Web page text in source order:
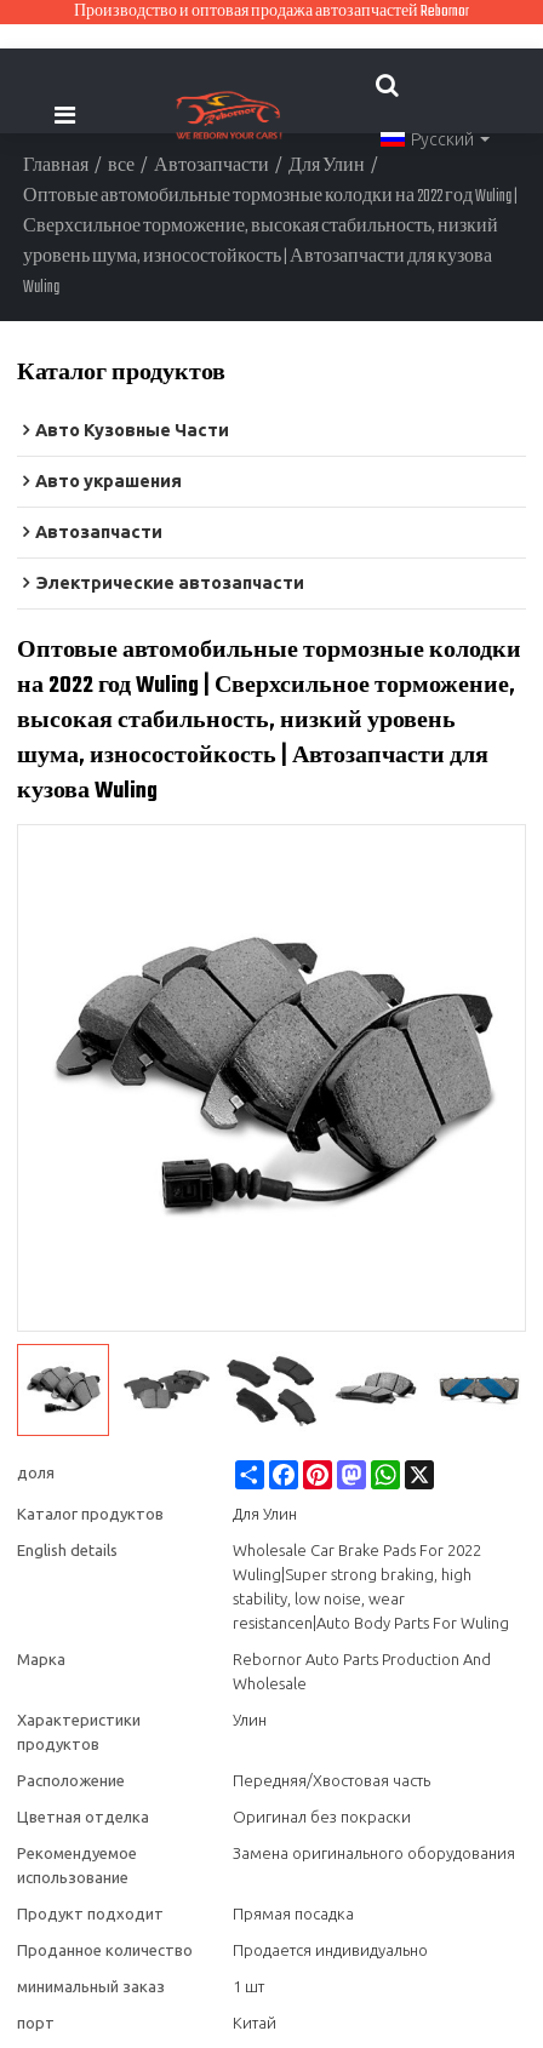
Производство и оптовая продажа автозапчастей Rebornor
Русский
Главная / все / Автозапчасти / Для Улин /
Оптовые автомобильные тормозные колодки на 2022 год Wuling |
Сверхсильное торможение, высокая стабильность, низкий
уровень шума, износостойкость | Автозапчасти для кузова
Wuling
Каталог продуктов
Авто Кузовные Части
Авто украшения
Автозапчасти
Электрические автозапчасти
Оптовые автомобильные тормозные колодки
на 2022 год Wuling | Сверхсильное торможение,
высокая стабильность, низкий уровень
шума, износостойкость | Автозапчасти для
кузова Wuling
доля Share FacebookPinterestMastodonWhatsApp
Каталог продуктов Для Улин
English details
Wholesale Car Brake Pads For 2022
Wuling|Super strong braking, high
stability, low noise, wear
resistancen|Auto Body Parts For Wuling
Марка
Rebornor Auto Parts Production And
Wholesale
Характеристики
продуктов
Улин
Расположение Передняя/Хвостовая часть
Цветная отделка Оригинал без покраски
Рекомендуемое
использование
Замена оригинального оборудования
Продукт подходит Прямая посадка
Проданное количество Продается индивидуально
минимальный заказ 1 шт
порт Китай